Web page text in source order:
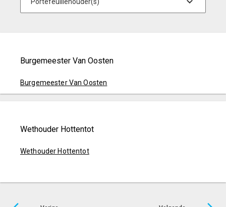
Burgemeester Van Oosten
Burgemeester Van Oosten
Wethouder Hottentot
Wethouder Hottentot